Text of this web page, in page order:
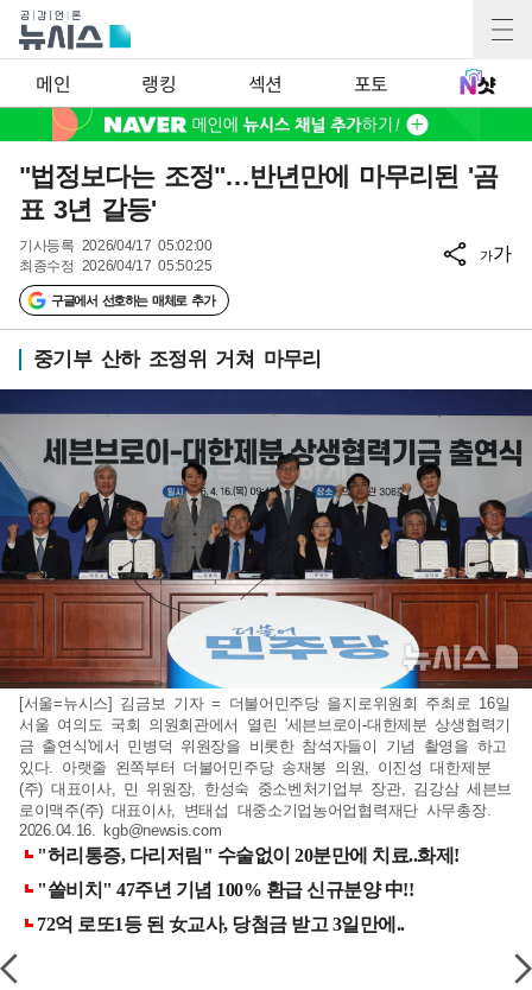
메인 랭킹 섹션 포토
"법정보다는 조정"…반년만에 마무리된 '곰
표 3년 갈등'
기사등록 2026/04/17 05:02:00
최종수정 2026/04/17 05:50:25
구글에서 선호하는 매체로 추가
가가
중기부 산하 조정위 거쳐 마무리
[서울=뉴시스] 김금보 기자 = 더불어민주당 을지로위원회 주최로 16일
서울 여의도 국회 의원회관에서 열린 '세븐브로이-대한제분 상생협력기
금 출연식'에서 민병덕 위원장을 비롯한 참석자들이 기념 촬영을 하고
있다. 아랫줄 왼쪽부터 더불어민주당 송재봉 의원, 이진성 대한제분
(주) 대표이사, 민 위원장, 한성숙 중소벤처기업부 장관, 김강삼 세븐브
로이맥주(주) 대표이사, 변태섭 대중소기업농어업협력재단 사무총장.
2026.04.16. kgb@newsis.com